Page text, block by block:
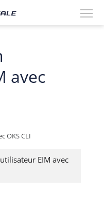
avec
OKS CLI
EIM avec